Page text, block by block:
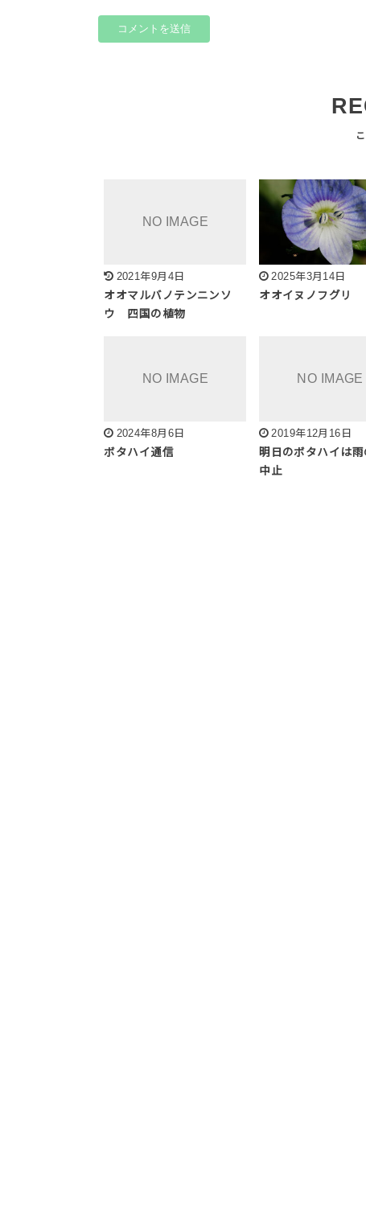
2021年9月4日
オオマルバノテンニンソ
ウ 四国の植物
2025年3月14日
オオイヌノフグリ
2024年8月6日
ボタハイ通信
2019年12月16日
明日のボタハイは雨
中止